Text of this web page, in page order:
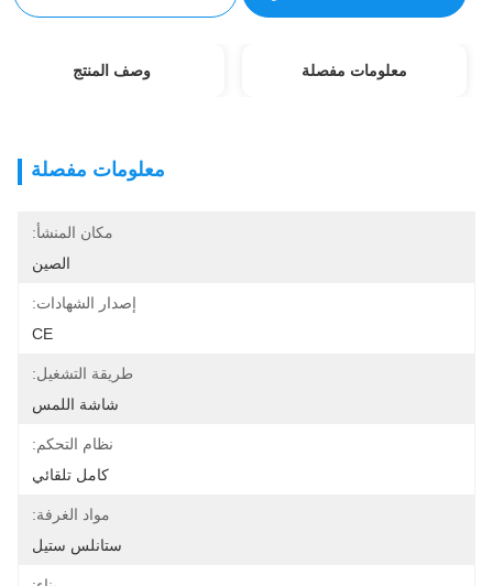
معلومات مفصلة وصف المنتج
معلومات مفصلة
مكان المنشأ:
الصين
إصدار الشهادات:
CE
طريقة التشغيل:
شاشة اللمس
نظام التحكم:
كامل تلقائي
مواد الغرفة:
ستانلس ستيل